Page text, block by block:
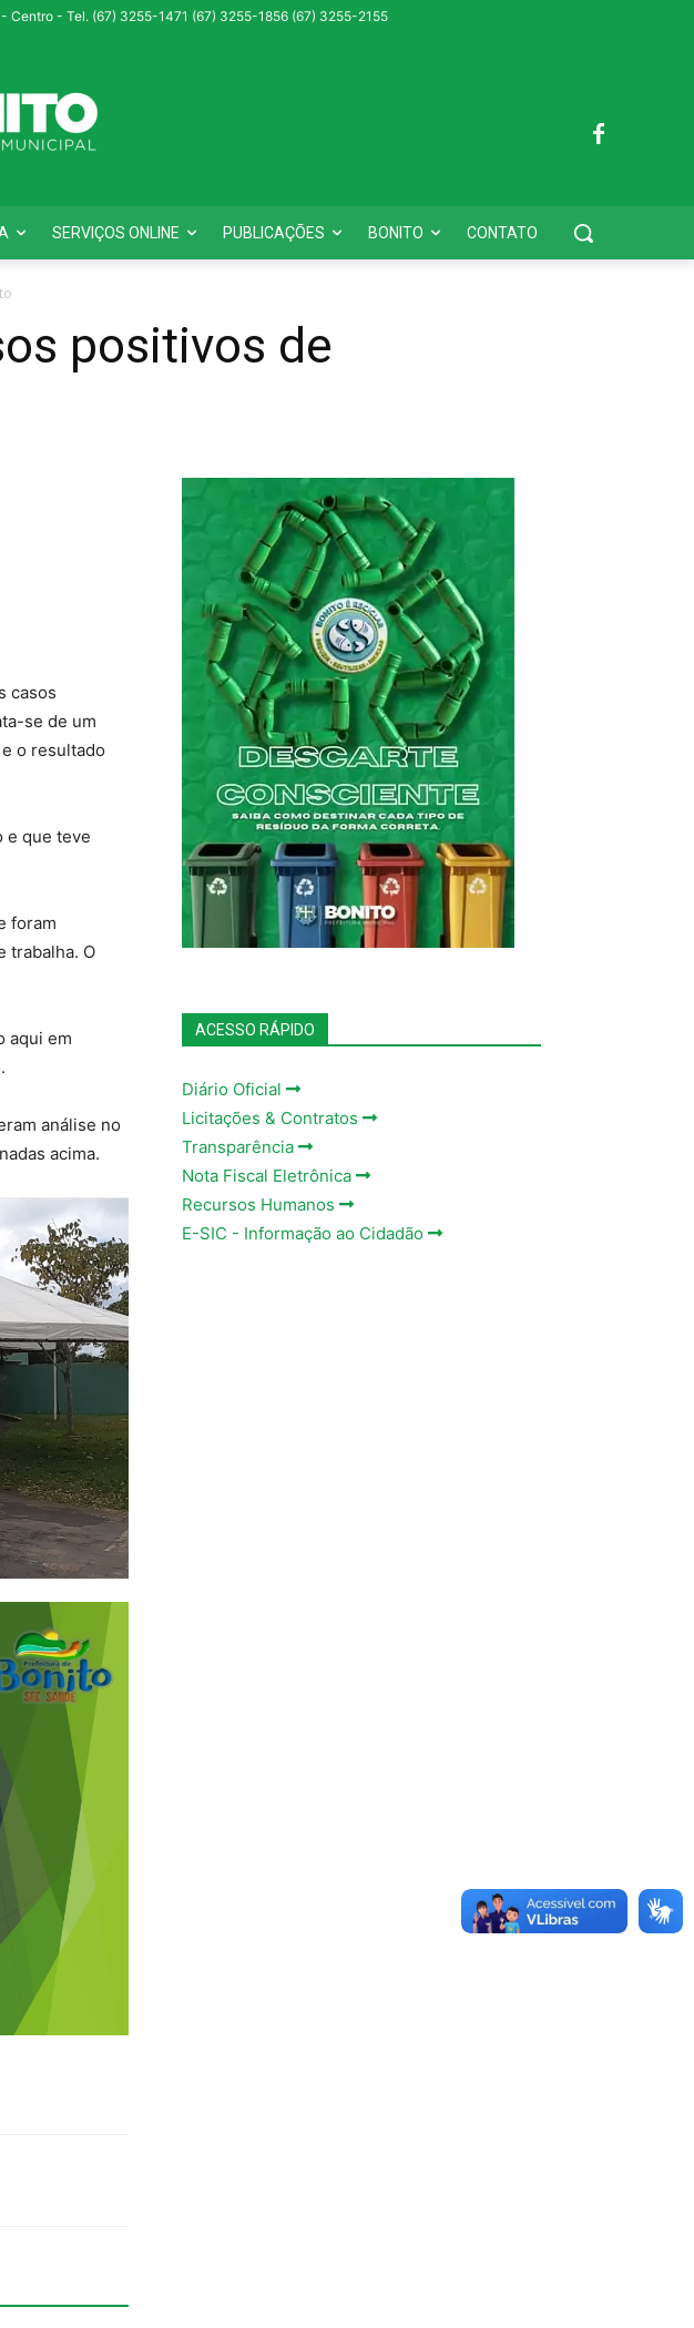
Centro - Tel. (67) 3255-1471 (67) 3255-1856 (67) 3255-2155
SERVIÇOS ONLINE PUBLICAÇÕES BONITO CONTATO
positivos de
casos
se de um
o resultado
e que teve
foram
trabalha. O
aqui em
análise no
acima.
ACESSO RÁPIDO
Diário Oficial
Licitações & Contratos
Transparência
Nota Fiscal Eletrônica
Recursos Humanos
E-SIC - Informação ao Cidadão